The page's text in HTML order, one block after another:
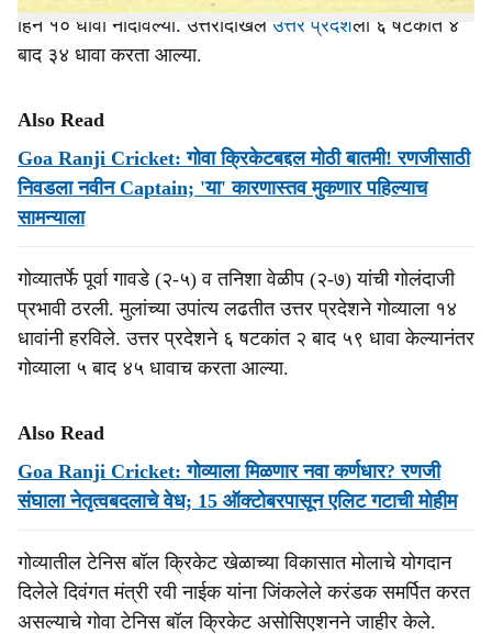
हिने १० धावा नोंदविल्या. उत्तरादाखल उत्तर प्रदेशला ६ षटकांत ४
बाद ३४ धावा करता आल्या.
Also Read
Goa Ranji Cricket: गोवा क्रिकेटबद्दल मोठी बातमी! रणजीसाठी
निवडला नवीन Captain; 'या' कारणास्तव मुकणार पहिल्याच
सामन्याला
गोव्यातर्फे पूर्वा गावडे (२-५) व तनिशा वेळीप (२-७) यांची गोलंदाजी
प्रभावी ठरली. मुलांच्या उपांत्य लढतीत उत्तर प्रदेशने गोव्याला १४
धावांनी हरविले. उत्तर प्रदेशने ६ षटकांत २ बाद ५९ धावा केल्यानंतर
गोव्याला ५ बाद ४५ धावाच करता आल्या.
Also Read
Goa Ranji Cricket: गोव्याला मिळणार नवा कर्णधार? रणजी
संघाला नेतृत्वबदलाचे वेध; 15 ऑक्टोबरपासून एलिट गटाची मोहीम
गोव्यातील टेनिस बॉल क्रिकेट खेळाच्या विकासात मोलाचे योगदान
दिलेले दिवंगत मंत्री रवी नाईक यांना जिंकलेले करंडक समर्पित करत
असल्याचे गोवा टेनिस बॉल क्रिकेट असोसिएशनने जाहीर केले.